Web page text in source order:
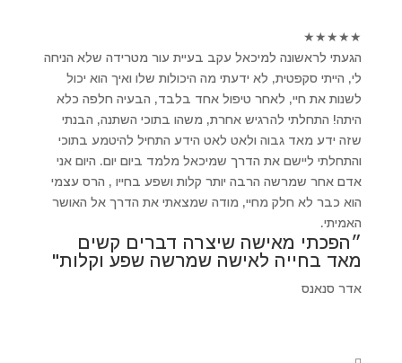
★
★
★
★
★
הגעתי לראשונה למיכאל עקב בעיית עור מטרידה שלא הניחה
לי, הייתי סקפטית, לא ידעתי מה היכולות שלו ואיך הוא יכול
לשנות את חיי, לאחר טיפול אחד בלבד, הבעיה חלפה כלא
היתה! התחלתי להרגיש אחרת, משהו בתוכי השתנה, הבנתי
שזה ידע מאד גבוה ולאט לאט הידע התחיל להיטמע בתוכי
והתחלתי ליישם את הדרך שמיכאל מלמד ביום יום. היום אני
אדם אחר שמרשה הרבה יותר קלות ושפע בחייו , הרס עצמי
הוא כבר לא חלק מחיי, מודה שמצאתי את הדרך אל האושר
האמיתי.
״הפכתי מאישה שיצרה דברים קשים
מאד בחייה לאישה שמרשה שפע וקלות"
אדר סנאנס